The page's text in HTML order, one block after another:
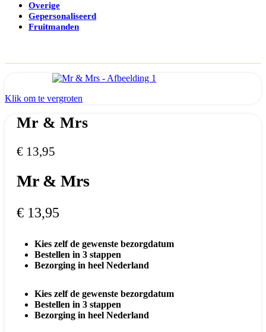
Overige
Gepersonaliseerd
Fruitmanden
Klik om te vergroten
Mr & Mrs
€ 13,95
Mr & Mrs
€ 13,95
Kies zelf de gewenste bezorgdatum
Bestellen in 3 stappen
Bezorging in heel Nederland
Kies zelf de gewenste bezorgdatum
Bestellen in 3 stappen
Bezorging in heel Nederland